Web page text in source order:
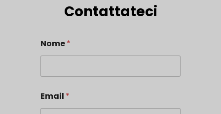
Contattateci
Nome*
Email *